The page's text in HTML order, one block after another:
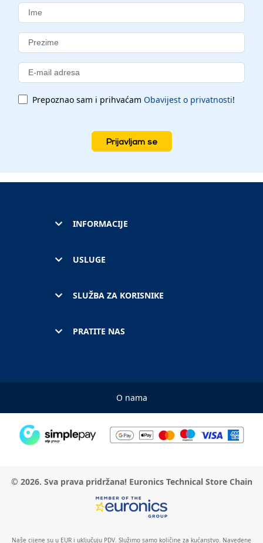
Prepoznao sam i prihvaćam Obavijest o privatnosti!
Prijavljam se
INFORMACIJE
USLUGE
SLUŽBA ZA KORISNIKE
PRATITE NAS
O nama
© 2026. Sva prava pridržana! Euronics Technical Store Chain
Naše cijene su u EUR i uključuju PDV. Služimo samo količine za kućanstvo. Navedene